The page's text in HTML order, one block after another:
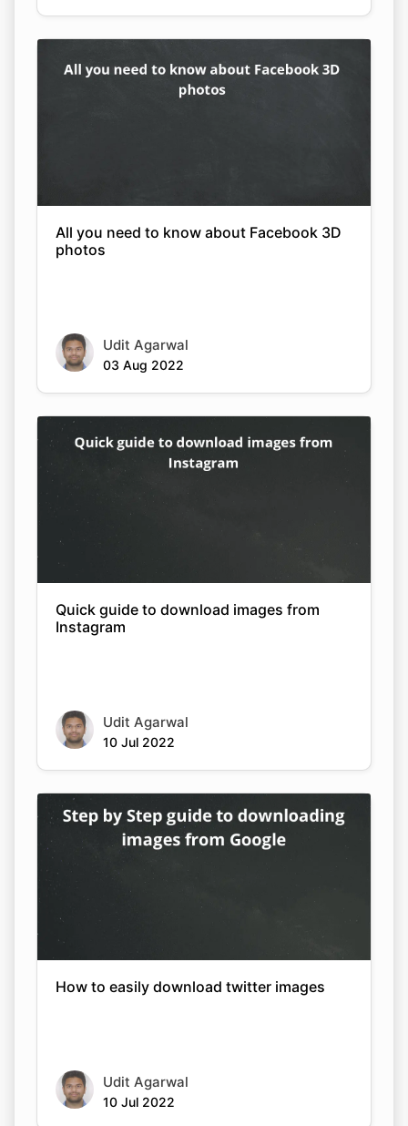
All you need to know about Facebook 3D
photos
Udit Agarwal
03 Aug 2022
Quick guide to download images from
Instagram
Udit Agarwal
10 Jul 2022
How to easily download twitter images
Udit Agarwal
10 Jul 2022